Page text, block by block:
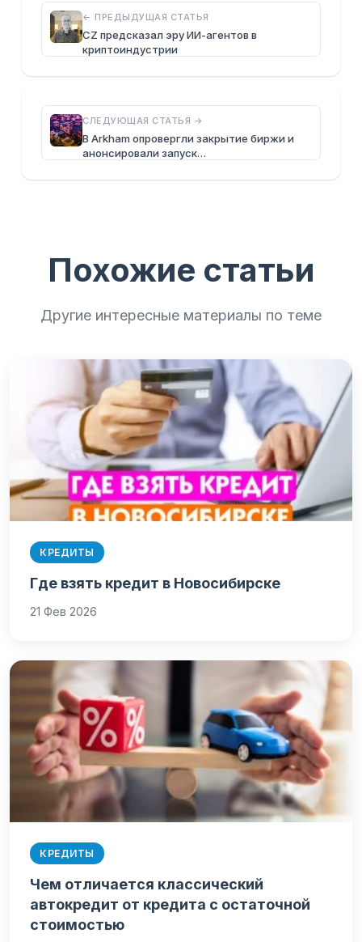
← ПРЕДЫДУЩАЯ СТАТЬЯ
CZ предсказал эру ИИ-агентов в
криптоиндустрии
СЛЕДУЮЩАЯ СТАТЬЯ →
В Arkham опровергли закрытие биржи и
анонсировали запуск…
Похожие статьи
Другие интересные материалы по теме
КРЕДИТЫ
Где взять кредит в Новосибирске
21 Фев 2026
КРЕДИТЫ
Чем отличается классический
автокредит от кредита с остаточной
стоимостью